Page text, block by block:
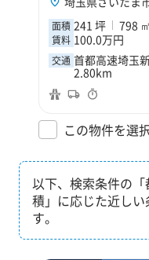
面積 241 坪 798 ㎡
賃料 100.0万円
交通 首都高速埼玉
2.80km
この物件を選
以下、検索条件の
積」に応じた近し
す。